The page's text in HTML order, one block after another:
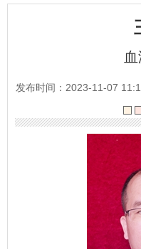
发布时间：2023-11-07